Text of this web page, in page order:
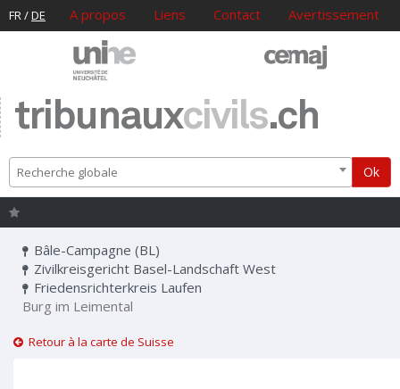
FR/DE A propos Liens Contact Avertissement
tribunauxcivils.ch
Recherche globale Ok
Bâle-Campagne (BL)
Zivilkreisgericht Basel-Landschaft West
Friedensrichterkreis Laufen
Burg im Leimental
Retour à la carte de Suisse